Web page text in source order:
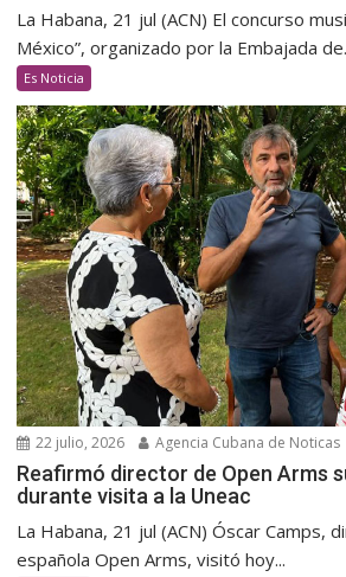
La Habana, 21 jul (ACN) El concurso
México”, organizado por la Embajada
Es Noticia
22 julio, 2026 Agencia Cubana de Noticas
Reafirmó director de Open Arms
durante visita a la Uneac
La Habana, 21 jul (ACN) Óscar Camps,
española Open Arms, visitó hoy...